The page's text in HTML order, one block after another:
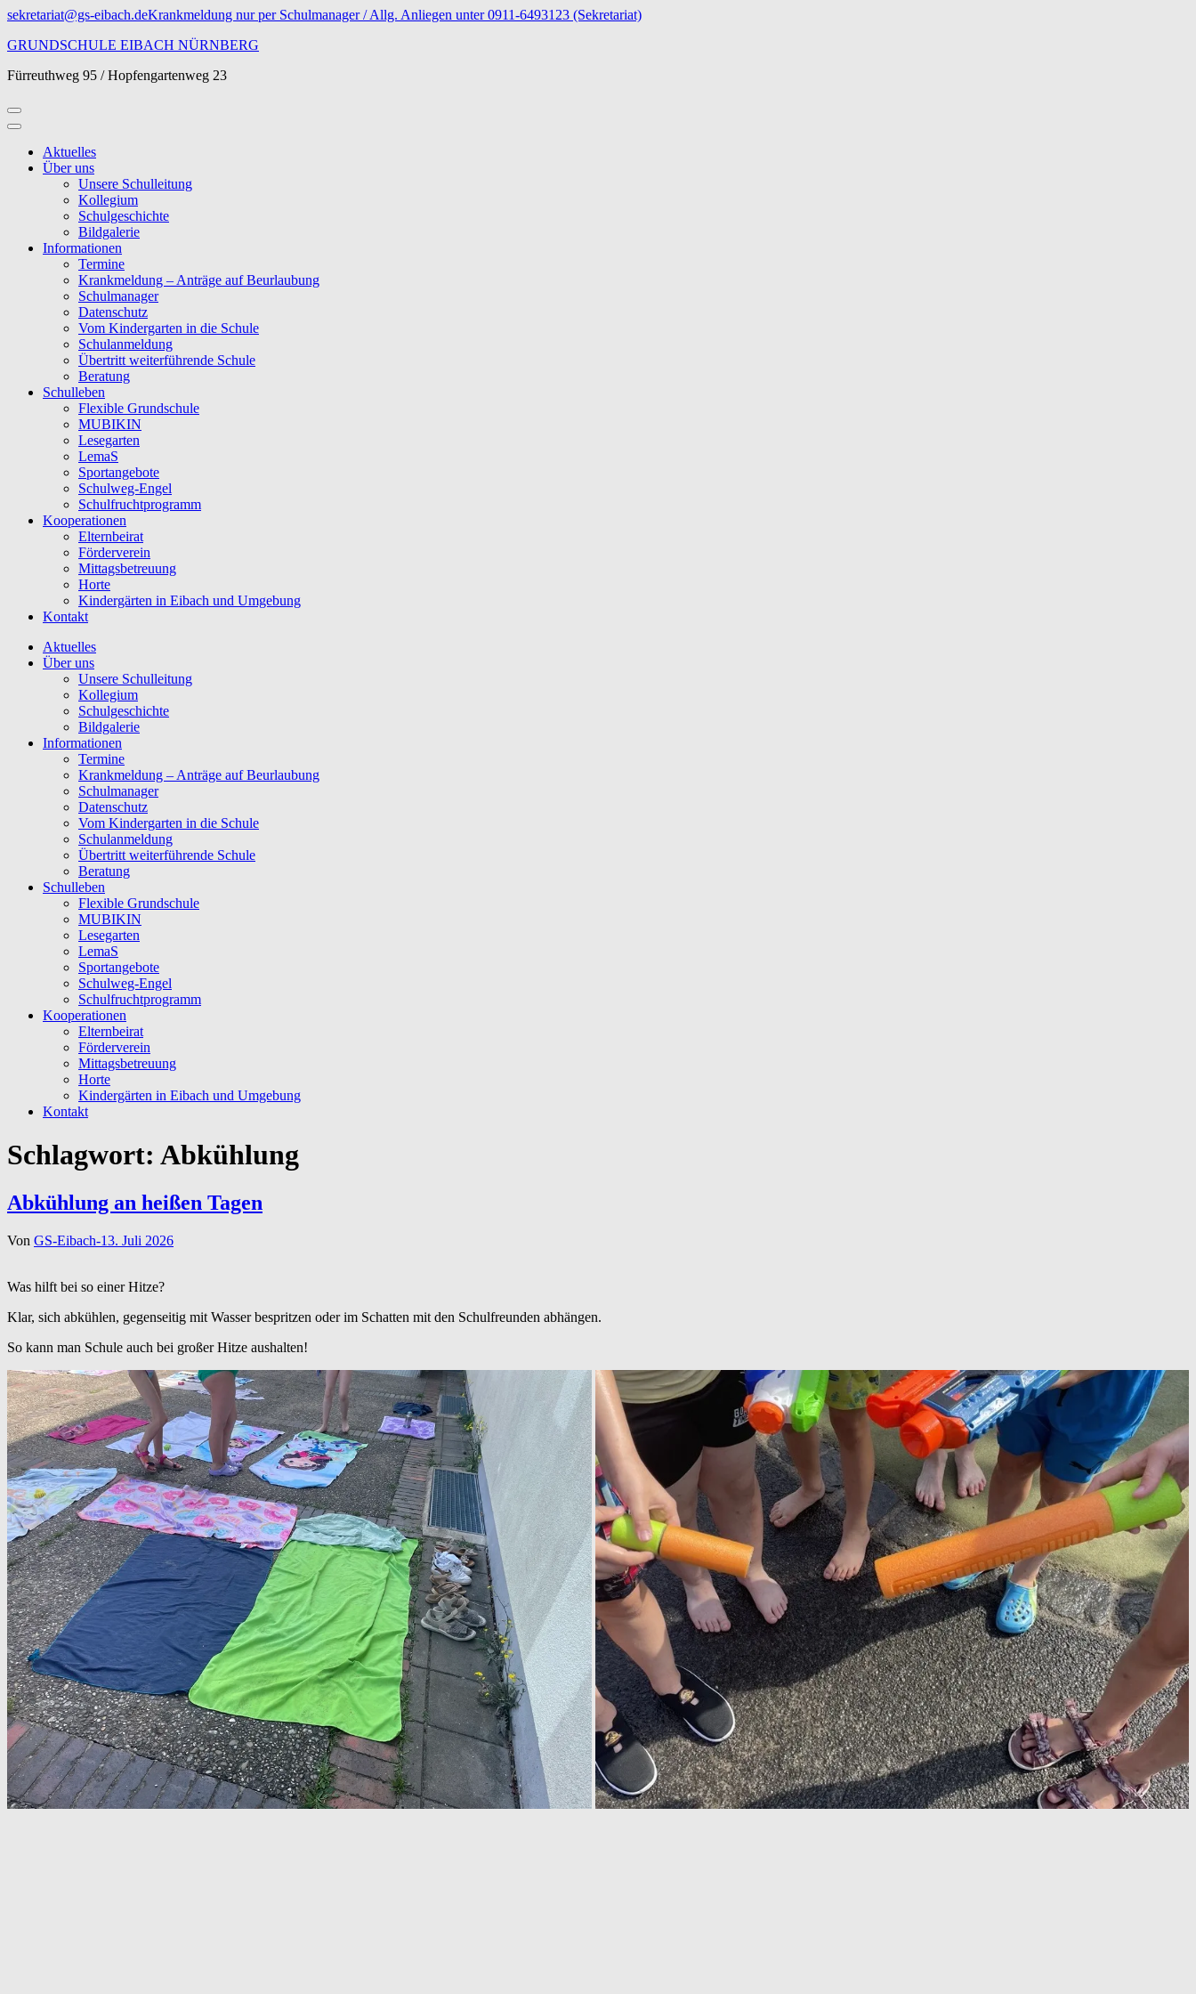
Zum
springen
drücken)
sekretariat@gs-eibach.deKrankmeldung nur per Schulmanager / Allg. Anliegen unter 0911-6493123 (Sekretariat)
GRUNDSCHULE EIBACH NÜRNBERG
Fürreuthweg 95 / Hopfengartenweg 23
Aktuelles
Über uns
Unsere Schulleitung
Kollegium
Schulgeschichte
Bildgalerie
Informationen
Termine
Krankmeldung – Anträge auf Beurlaubung
Schulmanager
Datenschutz
Vom Kindergarten in die Schule
Schulanmeldung
Übertritt weiterführende Schule
Beratung
Schulleben
Flexible Grundschule
MUBIKIN
Lesegarten
LemaS
Sportangebote
Schulweg-Engel
Schulfruchtprogramm
Kooperationen
Elternbeirat
Förderverein
Mittagsbetreuung
Horte
Kindergärten in Eibach und Umgebung
Kontakt
Aktuelles
Über uns
Unsere Schulleitung
Kollegium
Schulgeschichte
Bildgalerie
Informationen
Termine
Krankmeldung – Anträge auf Beurlaubung
Schulmanager
Datenschutz
Vom Kindergarten in die Schule
Schulanmeldung
Übertritt weiterführende Schule
Beratung
Schulleben
Flexible Grundschule
MUBIKIN
Lesegarten
LemaS
Sportangebote
Schulweg-Engel
Schulfruchtprogramm
Kooperationen
Elternbeirat
Förderverein
Mittagsbetreuung
Horte
Kindergärten in Eibach und Umgebung
Kontakt
Schlagwort: Abkühlung
Abkühlung an heißen Tagen
Von GS-Eibach-13. Juli 2026
Was hilft bei so einer Hitze?
Klar, sich abkühlen, gegenseitig mit Wasser bespritzen oder im Schatten mit den Schulfreunden abhängen.
So kann man Schule auch bei großer Hitze aushalten!